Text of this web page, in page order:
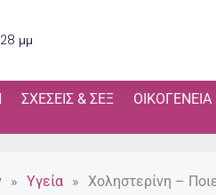
μμ
ΣΧΈΣΕΙΣ & ΣΕΞ ΟΙΚΟΓΈΝΕΙΑ
» Υγεία » Χοληστερίνη –